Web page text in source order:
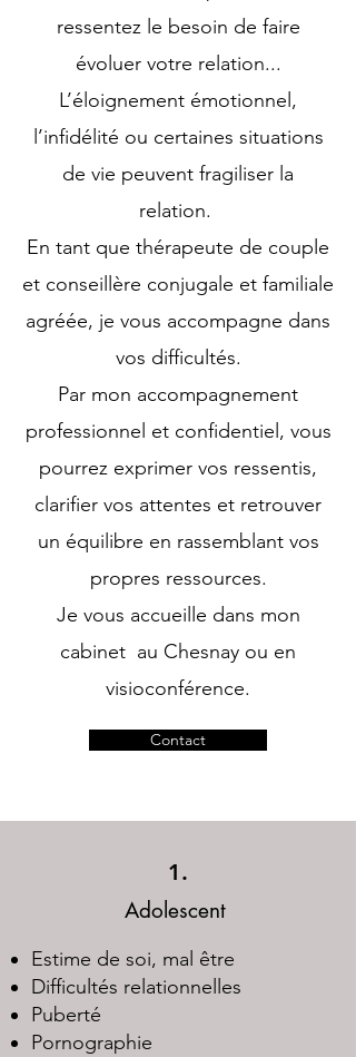
ressentez le besoin de faire
évoluer votre relation...
L’éloignement émotionnel,
l’infidélité ou certaines situations
de vie peuvent fragiliser la
relation.
En tant que thérapeute de couple
et conseillère conjugale et familiale
agréée, je vous accompagne dans
vos difficultés.
Par​ mon accompagnement
professionnel et confidentiel, vous
pourrez exprimer vos ressentis,
clarifier vos attentes et retrouver
un équilibre en rassemblant vos
propres ressources.
Je vous accueille dans mon
cabinet au Chesnay ou en
visioconférence.
Contact
1.
Adolescent
Estime de soi, mal être
Difficultés relationnelles
Puberté
Pornographie